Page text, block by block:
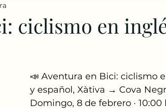
ciclismo en
📣 Aventura en Bici: ciclismo
y español, Xàtiva → Cova
Domingo, 8 de febrero · 10:00